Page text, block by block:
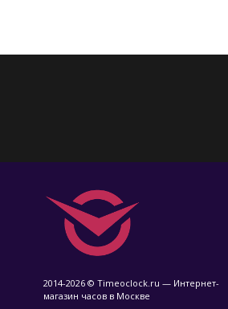
2014-2026 © Timeoclock.ru — Интернет-
магазин часов в Москве